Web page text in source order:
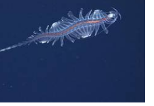
تعتزم شركة أوكوس تطوير